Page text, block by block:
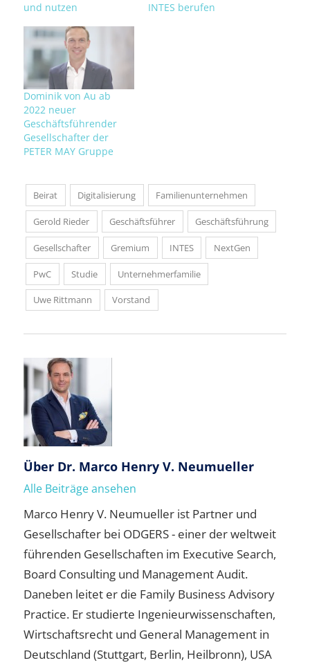
und nutzen IN­TES be­ru­fen
Dominik von Au ab
2022 neuer
Geschäftsführender
Gesellschafter der
PETER MAY Gruppe
Beirat Digitalisierung Familienunternehmen
Gerold Rieder Geschäftsführer Geschäftsführung
Gesellschafter Gremium INTES NextGen
PwC Studie Unternehmerfamilie
Uwe Rittmann Vorstand
Über Dr. Marco Henry V. Neumueller
Alle Beiträge ansehen
Marco Henry V. Neumueller ist Partner und
Gesellschafter bei ODGERS - einer der weltweit
führenden Gesellschaften im Executive Search,
Board Consulting und Management Audit.
Daneben leitet er die Family Business Advisory
Practice. Er studierte Ingenieurwissenschaften,
Wirtschaftsrecht und General Management in
Deutschland (Stuttgart, Berlin, Heilbronn), USA